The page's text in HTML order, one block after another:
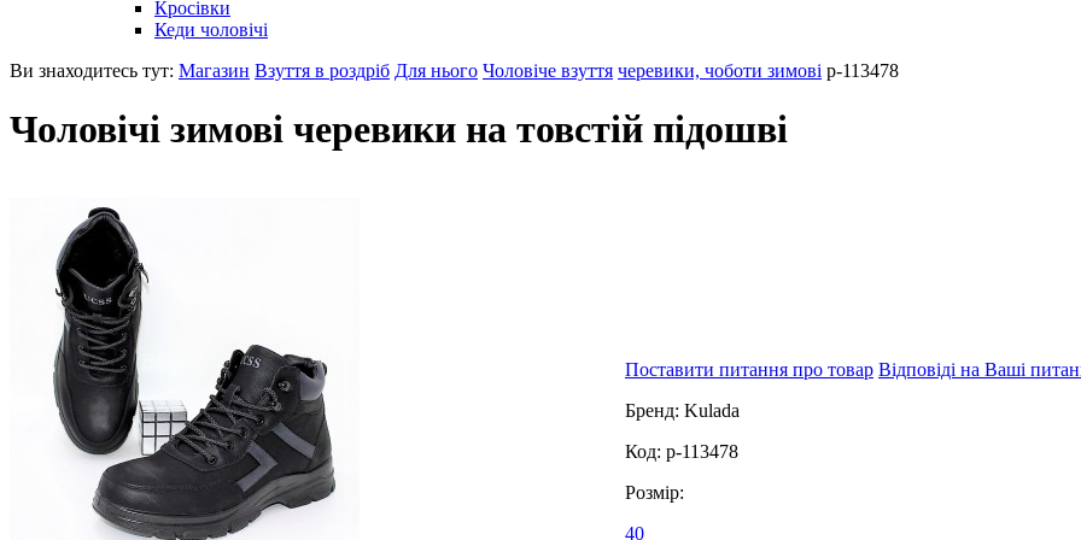
Кросівки
Кеди чоловічі
Ви знаходитесь тут: Магазин Взуття в роздріб Для нього Чоловіче взуття черевики, чоботи зимові p-113478
Чоловічі зимові черевики на товстій підошві
Поставити питання про товар Відповіді на Ваші
Бренд: Kulada
Код: p-113478
Розмір:
40